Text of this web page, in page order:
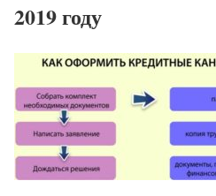
2019 году